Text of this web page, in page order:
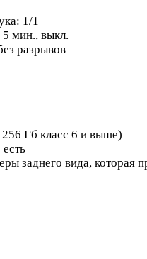
1/1
5 мин., выкл.
разрывов
Гб класс 6 и выше)
заднего вида, которая